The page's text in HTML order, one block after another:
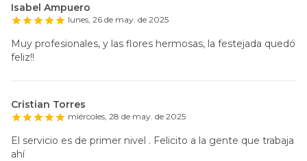
Isabel Ampuero
lunes, 26 de may. de 2025
Muy profesionales, y las flores hermosas, la festejada quedó
feliz!!
Cristian Torres
miércoles, 28 de may. de 2025
El servicio es de primer nivel . Felicito a la gente que trabaja
ahí